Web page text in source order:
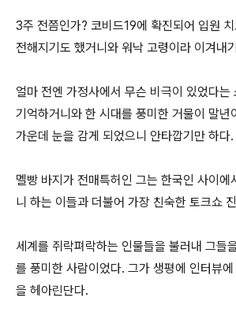
3주 전쯤인가? 코비드19에 확진되어 입원 치
전해지기도 했거니와 워낙 고령이라 이겨내
얼마 전엔 가정사에서 무슨 비극이 있었다는
기억하거니와 한 시대를 풍미한 거물이 말년
가운데 눈을 감게 되었으니 안타깝기만 하다.
멜빵 바지가 전매특허인 그는 한국인 사이에
니 하는 이들과 더불어 가장 친숙한 토크쇼
세계를 쥐락펴락하는 인물들을 불러내 그들
를 풍미한 사람이었다. 그가 생평에 인터뷰
을 헤아린단다.